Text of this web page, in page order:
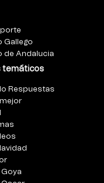
Gallego
de Andalucia
temáticos
Respuestas